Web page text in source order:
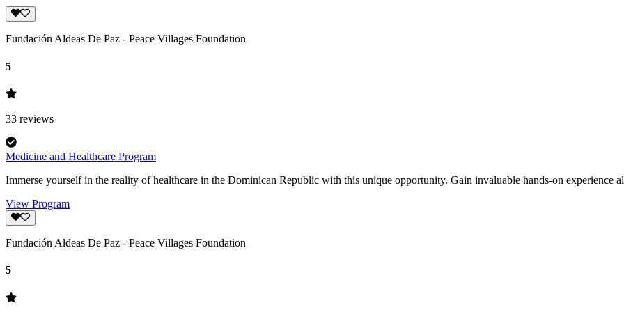
Fundación Aldeas De Paz - Peace Villages Foundation
5
33 reviews
Medicine and Healthcare Program
Immerse yourself in the reality of healthcare in the Dominican Republic with this unique opportunity. Gain invaluable hands-on experience
View Program
Fundación Aldeas De Paz - Peace Villages Foundation
5